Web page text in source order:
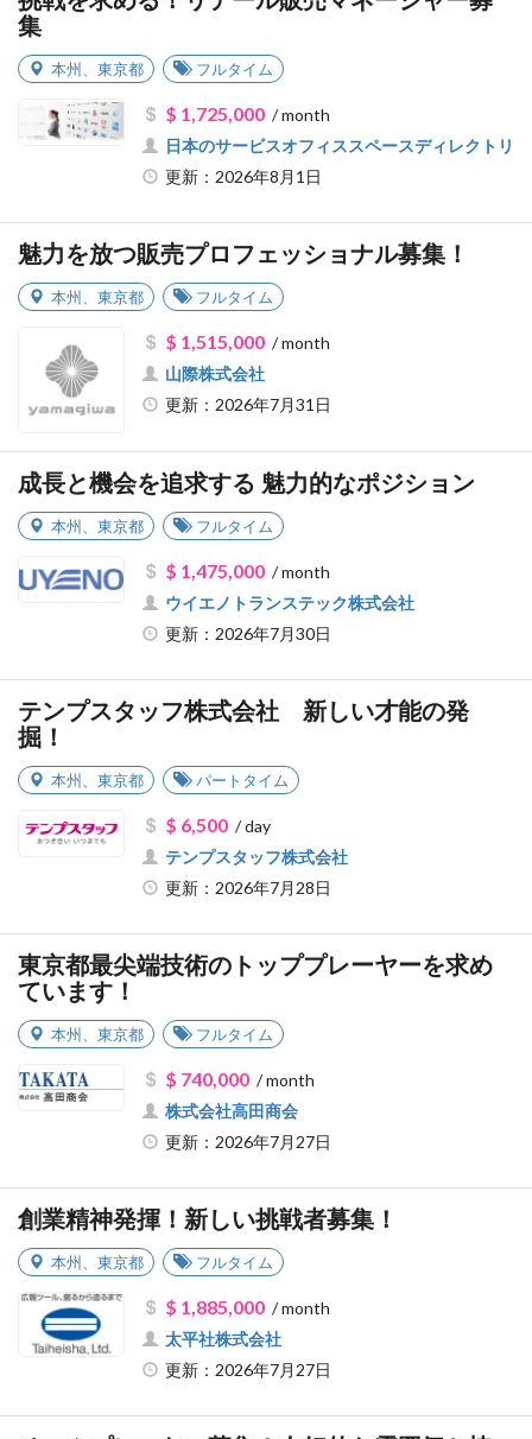
集
本州 東京都 フルタイム
$ 1,725,000/ month
日本のサービスオフィススペースディレクトリ
更新：2026年8月1日
魅力を放つ販売プロフェッショナル募集！
本州 東京都 フルタイム
$ 1,515,000/ month
山際株式会社
更新：2026年7月31日
成長と機会を追求する 魅力的なポジション
本州 東京都 フルタイム
$ 1,475,000/ month
ウイエノトランステック株式会社
更新：2026年7月30日
テンプスタッフ株式会社 新しい才能の発
掘！
本州 東京都 パートタイム
$ 6,500/ day
テンプスタッフ株式会社
更新：2026年7月28日
東京都最尖端技術のトッププレーヤーを求め
ています！
本州 東京都 フルタイム
$ 740,000/ month
株式会社高田商会
更新：2026年7月27日
創業精神発揮！新しい挑戦者募集！
本州 東京都 フルタイム
$ 1,885,000/ month
太平社株式会社
更新：2026年7月27日